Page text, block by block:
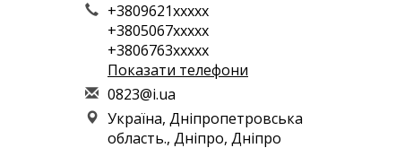
+3809621xxxxx
+3805067xxxxx
+3806763xxxxx
Показати телефони
0823@i.ua
Україна, Дніпропетровська
область., Дніпро, Дніпро